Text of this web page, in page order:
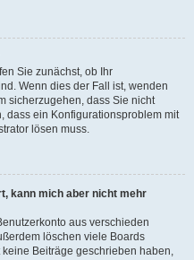
Sie zunächst, ob Ihr
Wenn dies der Fall ist, wenden
sicherzugehen, dass Sie nicht
dass ein Konfigurationsproblem mit
lösen muss.
kann mich aber nicht mehr
aus verschieden
löschen viele Boards
Beiträge geschrieben haben,